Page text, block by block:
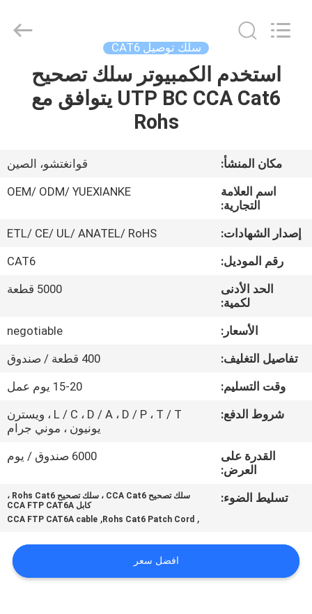
منزل،
أشرطة
معلومات
في
المعمل
مراقبة
أخبار
Industry
سلك توصيل CAT6
استخدم الكمبيوتر سلك تصحيح
UTP BC CCA Cat6 يتوافق مع
Rohs
مكان المنشأ:
قوانغتشو، الصين
اسم العلامة
التجارية:
OEM/ ODM/ YUEXIANKE
إصدار الشهادات:
ETL/ CE/ UL/ ANATEL/ RoHS
رقم الموديل:
CAT6
الحد الأدنى
لكمية:
5000 قطعة
الأسعار:
negotiable
تفاصيل التغليف:
400 قطعة / صندوق
وقت التسليم:
15-20 يوم عمل
شروط الدفع:
L / C ، D / A ، D / P ، T / T ، ويسترن
يونيون ، موني جرام
القدرة على
العرض:
6000 صندوق / يوم
تسليط الضوء:
سلك تصحيح CCA Cat6 ، سلك تصحيح Rohs Cat6 ،
كابل CCA FTP CAT6A
,
Rohs Cat6 Patch Cord
,
CCA FTP CAT6A cable
افضل سعر